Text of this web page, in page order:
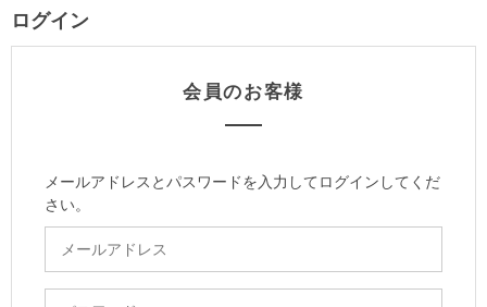
ログイン
会員のお客様
メールアドレスとパスワードを入力してログインしてくだ
さい。